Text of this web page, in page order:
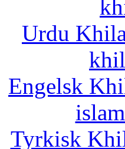
Urdu
Engelsk
Tyrkisk